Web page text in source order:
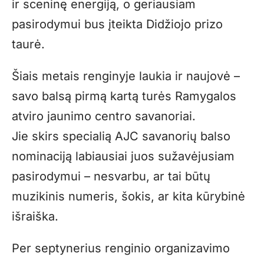
ir sceninę energiją, o geriausiam
pasirodymui bus įteikta Didžiojo prizo
taurė.
Šiais metais renginyje laukia ir naujovė –
savo balsą pirmą kartą turės Ramygalos
atviro jaunimo centro savanoriai.
Jie skirs specialią AJC savanorių balso
nominaciją labiausiai juos sužavėjusiam
pasirodymui – nesvarbu, ar tai būtų
muzikinis numeris, šokis, ar kita kūrybinė
išraiška.
Per septynerius renginio organizavimo